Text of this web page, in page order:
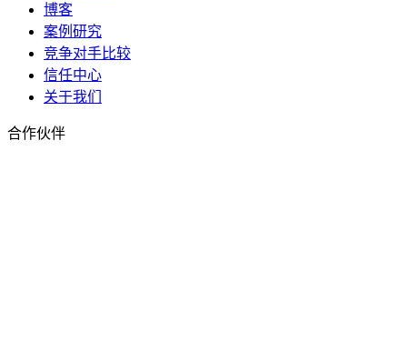
博客
案例研究
竞争对手比较
信任中心
关于我们
合作伙伴